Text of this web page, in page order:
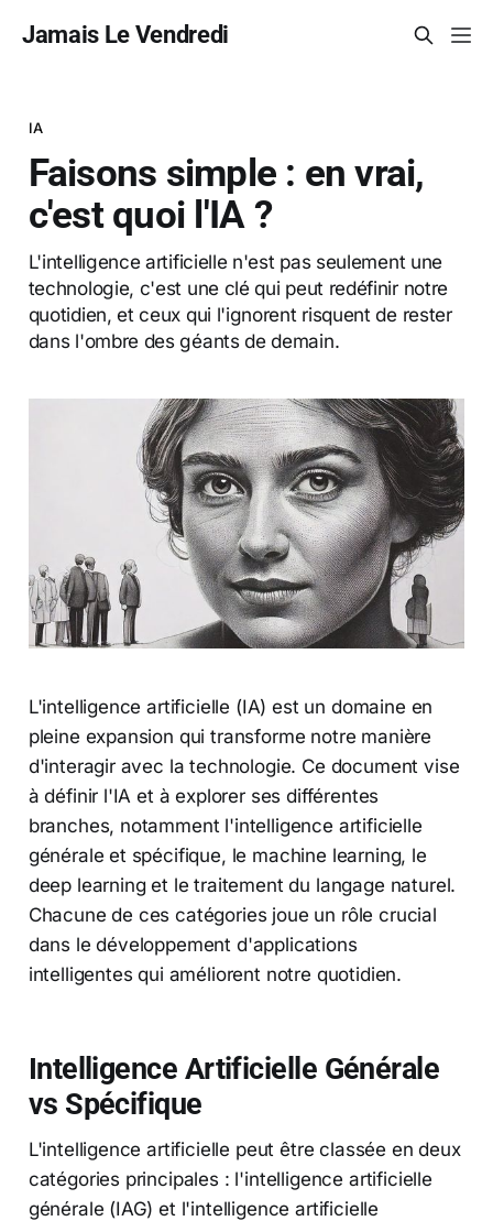
Jamais Le Vendredi
IA
Faisons simple : en vrai,
c'est quoi l'IA ?
L'intelligence artificielle n'est pas seulement une
technologie, c'est une clé qui peut redéfinir notre
quotidien, et ceux qui l'ignorent risquent de rester
dans l'ombre des géants de demain.
L'intelligence artificielle (IA) est un domaine en
pleine expansion qui transforme notre manière
d'interagir avec la technologie. Ce document vise
à définir l'IA et à explorer ses différentes
branches, notamment l'intelligence artificielle
générale et spécifique, le machine learning, le
deep learning et le traitement du langage naturel.
Chacune de ces catégories joue un rôle crucial
dans le développement d'applications
intelligentes qui améliorent notre quotidien.
Intelligence Artificielle Générale
vs Spécifique
L'intelligence artificielle peut être classée en deux
catégories principales : l'intelligence artificielle
générale (IAG) et l'intelligence artificielle